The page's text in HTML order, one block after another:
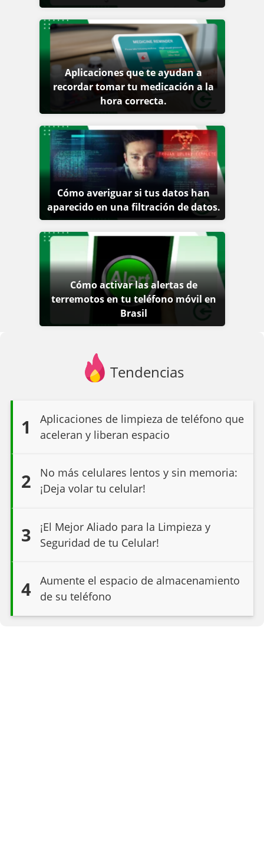
Aplicaciones que te ayudan a
recordar tomar tu medicación a la
hora correcta.
Cómo averiguar si tus datos han
aparecido en una filtración de datos.
Cómo activar las alertas de
terremotos en tu teléfono móvil en
Brasil
Tendencias
1
Aplicaciones de limpieza de teléfono que
aceleran y liberan espacio
2
No más celulares lentos y sin memoria:
¡Deja volar tu celular!
3
¡El Mejor Aliado para la Limpieza y
Seguridad de tu Celular!
4
Aumente el espacio de almacenamiento
de su teléfono